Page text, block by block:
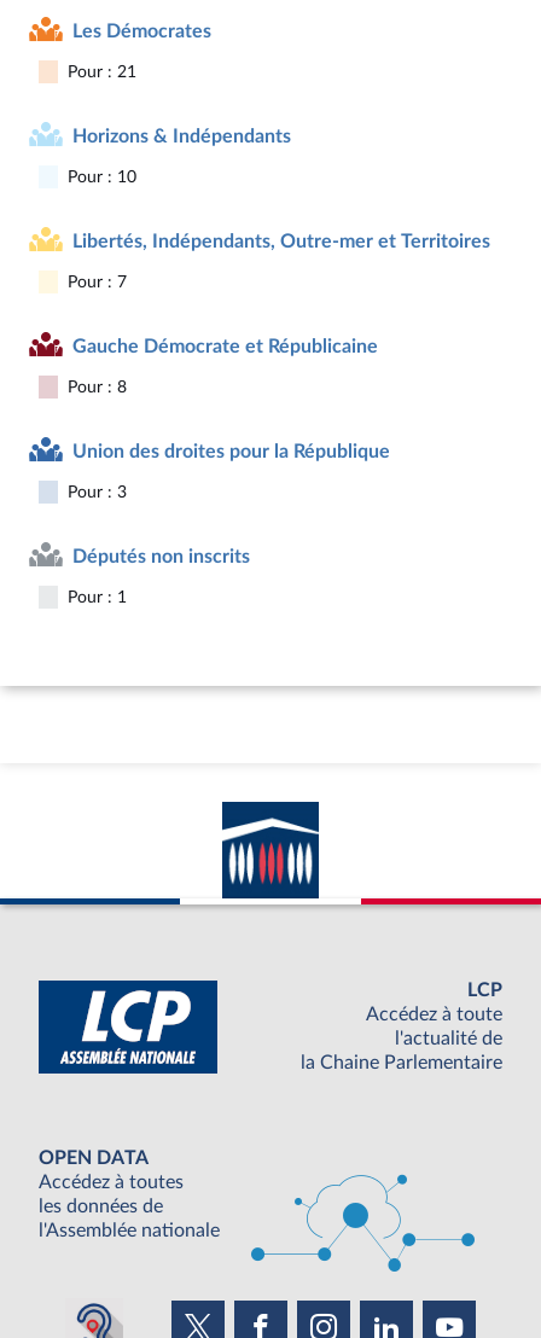
Les Démocrates
Pour : 21
Horizons & Indépendants
Pour : 10
Libertés, Indépendants, Outre-mer et Territoires
Pour : 7
Gauche Démocrate et Républicaine
Pour : 8
Union des droites pour la République
Pour : 3
Députés non inscrits
Pour : 1
LCP
Accédez à toute
l'actualité de
la Chaine Parlementaire
OPEN DATA
Accédez à toutes
les données de
l'Assemblée nationale